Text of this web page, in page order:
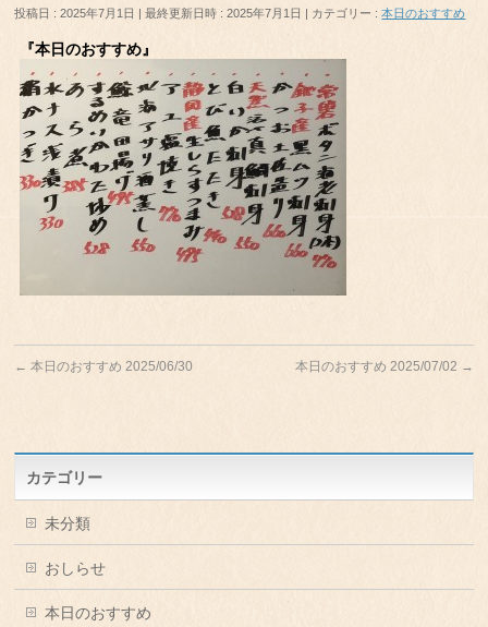
投稿日 : 2025年7月1日 最終更新日時 : 2025年7月1日 カテゴリー :本日のおすすめ
『本日のおすすめ』
← 本日のおすすめ 2025/06/30 本日のおすすめ 2025/07/02 →
カテゴリー
未分類
おしらせ
本日のおすすめ